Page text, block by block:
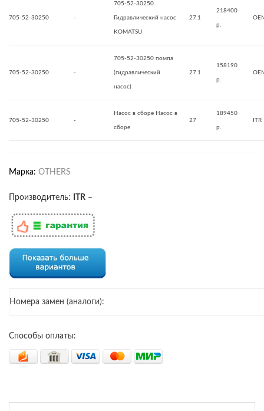
705-52-30250 -
705-52-30250
Гидравлический насос
KOMATSU
27.1
218400
р.
705-52-30250 -
705-52-30250 помпа
(гидравлический
насос)
27.1
158190
р.
705-52-30250 -
Насос в сборе Насос в
сборе
27
189450
р.
ITR
Марка: OTHERS
Производитель: ITR –
Номера замен (аналоги):
Способы оплаты: